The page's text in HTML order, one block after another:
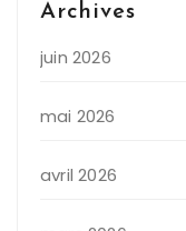
Archives
juin 2026
mai 2026
avril 2026